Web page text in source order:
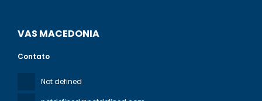
VAS MACEDONIA
Contato
Not defined